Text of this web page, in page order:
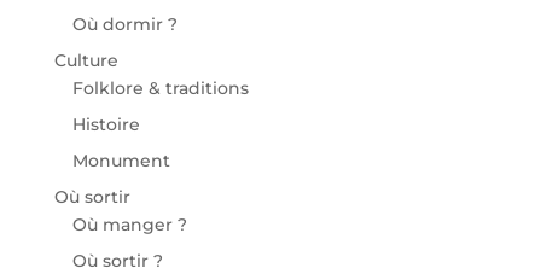
Où dormir ?
Culture
Folklore & traditions
Histoire
Monument
Où sortir
Où manger ?
Où sortir ?